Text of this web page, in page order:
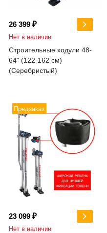
26 399 ₽
Нет в наличии
Строительные ходули 48-
64" (122-162 см)
(Серебристый)
Предзаказ
23 099 ₽
Нет в наличии